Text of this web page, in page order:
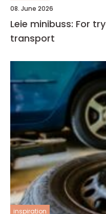
08. June 2026
Leie minibuss: For
transport
inspiration